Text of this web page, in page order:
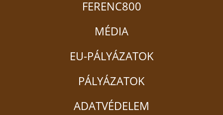
FERENC800
MÉDIA
EU-PÁLYÁZATOK
PÁLYÁZATOK
ADATVÉDELEM